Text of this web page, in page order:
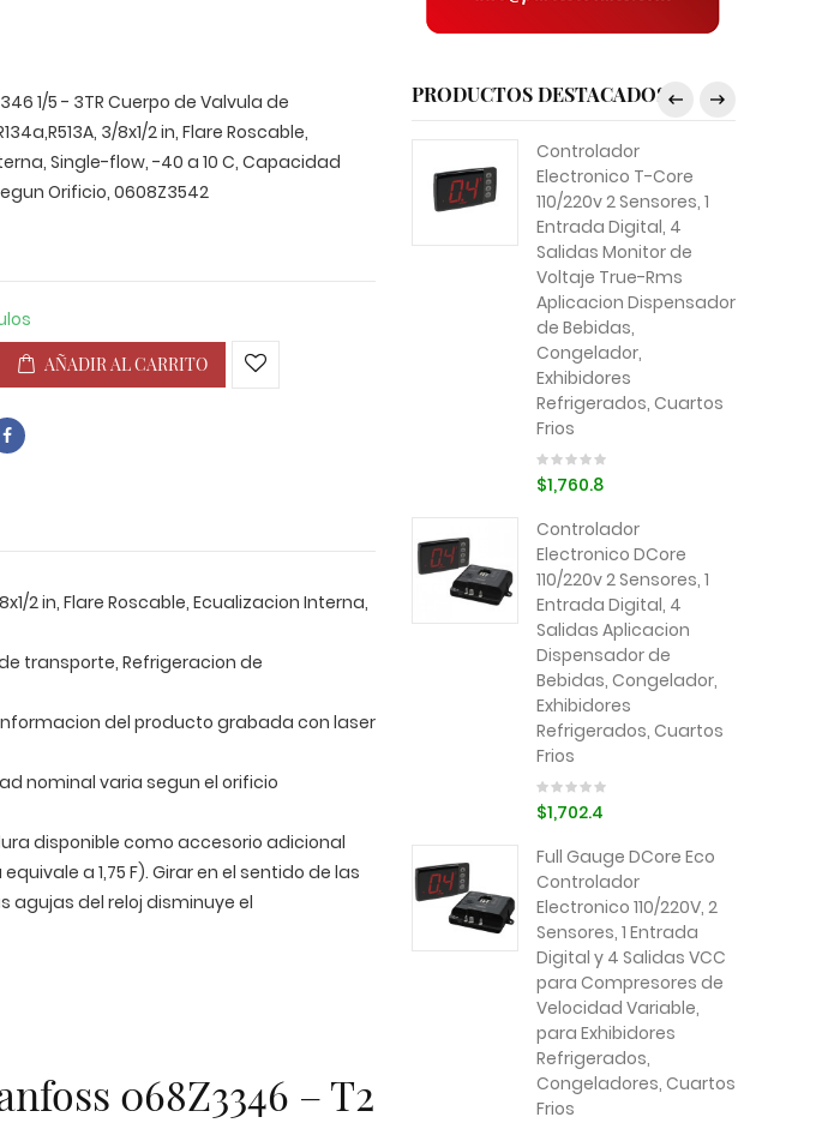
1/5 - 3TR Cuerpo de Valvula de
3/8x1/2 in, Flare Roscable,
Single-flow, -40 a 10 C, Capacidad
Orificio, 0608Z3542
AÑADIR AL CARRITO
2 in, Flare Roscable, Ecualizacion Interna,
transporte, Refrigeracion de
del producto grabada con laser
nominal varia segun el orificio
disponible como accesorio adicional
a 1,75 F). Girar en el sentido de las
agujas del reloj disminuye el
068Z3346 – T2
PRODUCTOS DESTACADOS
Controlador
Electronico T-Core
110/220v 2 Sensores, 1
Entrada Digital, 4
Salidas Monitor de
Voltaje True-Rms
Aplicacion Dispensador
de Bebidas,
Congelador,
Exhibidores
Refrigerados, Cuartos
Frios
$1,760.8
Controlador
Electronico DCore
110/220v 2 Sensores, 1
Entrada Digital, 4
Salidas Aplicacion
Dispensador de
Bebidas, Congelador,
Exhibidores
Refrigerados, Cuartos
Frios
$1,702.4
Full Gauge DCore Eco
Controlador
Electronico 110/220V, 2
Sensores, 1 Entrada
Digital y 4 Salidas VCC
para Compresores de
Velocidad Variable,
para Exhibidores
Refrigerados,
Congeladores, Cuartos
Frios